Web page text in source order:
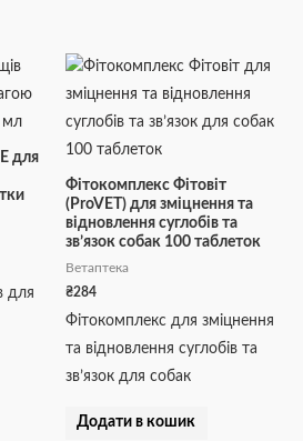
для
для
Фітокомплекс Фітовіт
(ProVET) для зміцнення та
відновлення суглобів та
зв’язок собак 100 таблеток
Ветаптека
₴284
Фітокомплекс для зміцнення
та відновлення суглобів та
зв’язок для собак
Додати в кошик